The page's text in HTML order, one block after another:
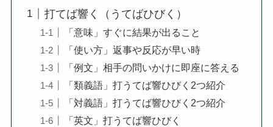
打てば響く（うてばひびく）
「意味」すぐに結果が出ること
「使い方」返事や反応が早い時
「例文」相手の問いかけに即座に答える
「類義語」打うてば響ひびく2つ紹介
「対義語」打うてば響ひびく2つ紹介
「英文」打うてば響ひびく